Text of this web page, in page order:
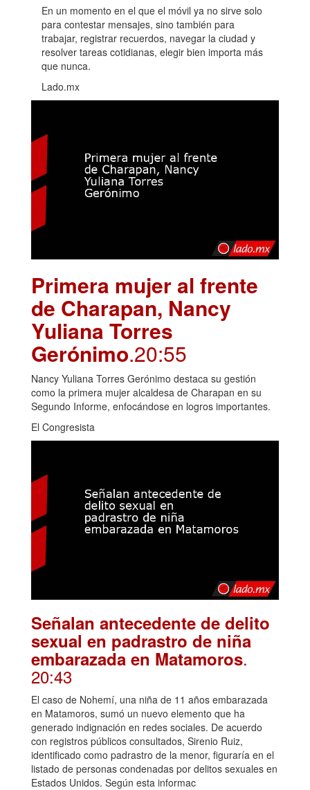
En un momento en el que el móvil ya no sirve solo
para contestar mensajes, sino también para
trabajar, registrar recuerdos, navegar la ciudad y
resolver tareas cotidianas, elegir bien importa más
que nunca.
Lado.mx
Primera mujer al frente
de Charapan, Nancy
Yuliana Torres
Gerónimo.20:55
Nancy Yuliana Torres Gerónimo destaca su gestión
como la primera mujer alcaldesa de Charapan en su
Segundo Informe, enfocándose en logros importantes.
El Congresista
Señalan antecedente de delito
sexual en padrastro de niña
embarazada en Matamoros.
20:43
El caso de Nohemí, una niña de 11 años embarazada
en Matamoros, sumó un nuevo elemento que ha
generado indignación en redes sociales. De acuerdo
con registros públicos consultados, Sirenio Ruiz,
identificado como padrastro de la menor, figuraría en el
listado de personas condenadas por delitos sexuales en
Estados Unidos. Según esta informac